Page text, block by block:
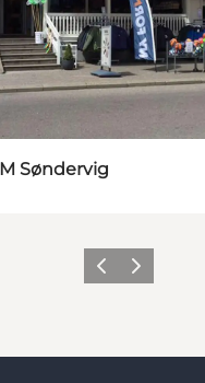
Søndervig
ForrigeNæste